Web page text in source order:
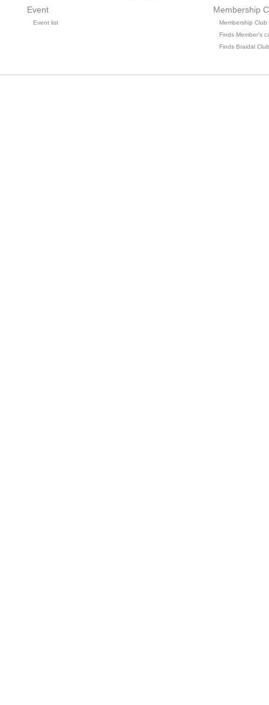
Event
Event list
Membership
Membership Club
Finds Member's
Finds Braidal Club